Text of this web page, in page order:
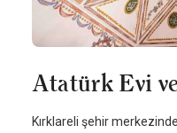
Atatürk Evi
Kırklareli şehir